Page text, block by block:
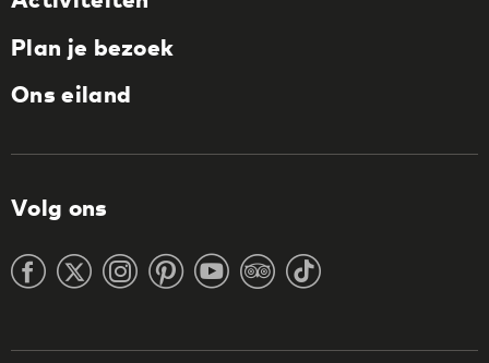
Plan je bezoek
Ons eiland
Volg ons